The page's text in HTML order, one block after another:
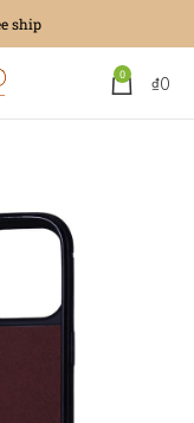
ship
0 ₫0